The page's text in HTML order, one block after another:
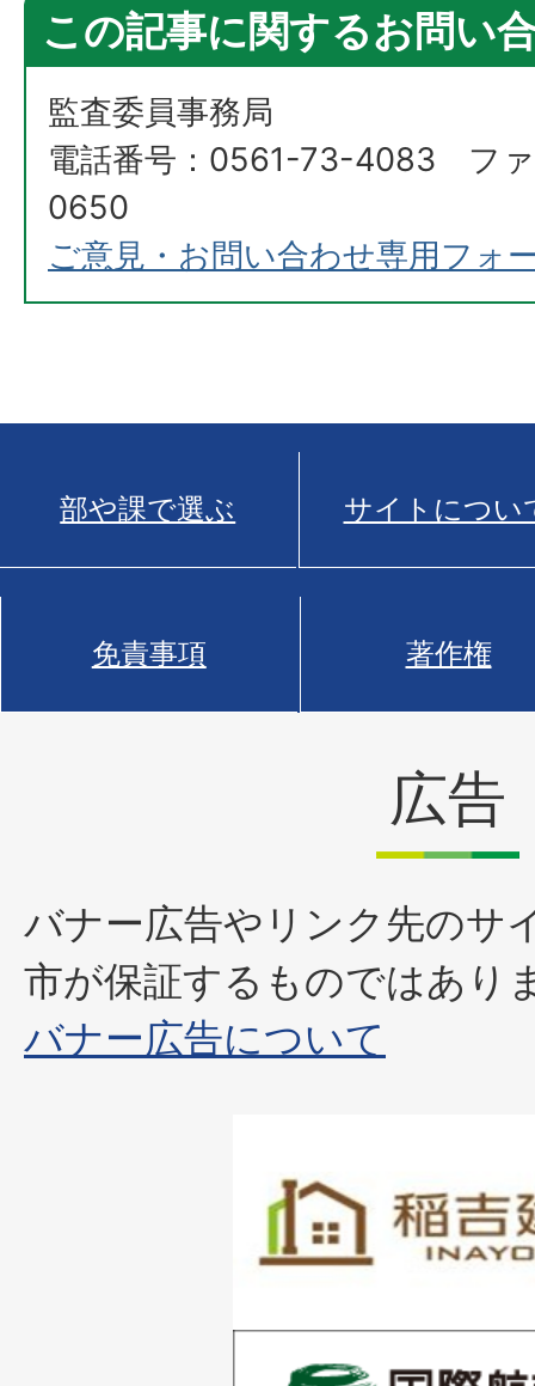
この記事に関するお問い
監査委員事務局
電話番号：0561-73-4083 フ
0650
ご意見・お問い合わせ専用フォ
部や課で選ぶ サイトについ
免責事項 著作権
広告
バナー広告やリンク先のサ
市が保証するものではあり
バナー広告について
枚
目